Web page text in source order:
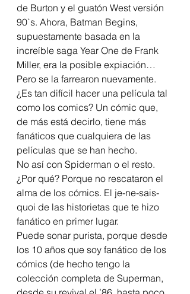
de Burton y el guatón West versión
90`s. Ahora, Batman Begins,
supuestamente basada en la
increíble saga Year One de Frank
Miller, era la posible expiación…
Pero se la farrearon nuevamente.
¿Es tan difícil hacer una película tal
como los comics? Un cómic que,
de más está decirlo, tiene más
fanáticos que cualquiera de las
películas que se han hecho.
No así con Spiderman o el resto.
¿Por qué? Porque no rescataron el
alma de los cómics. El je-ne-sais-
quoi de las historietas que te hizo
fanático en primer lugar.
Puede sonar purista, porque desde
los 10 años que soy fanático de los
cómics (de hecho tengo la
colección completa de Superman,